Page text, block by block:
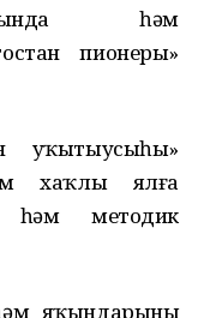
һәм
пионеры»
уҡытыусыһы»
хаҡлы ялға
һәм методик
яҡындарының